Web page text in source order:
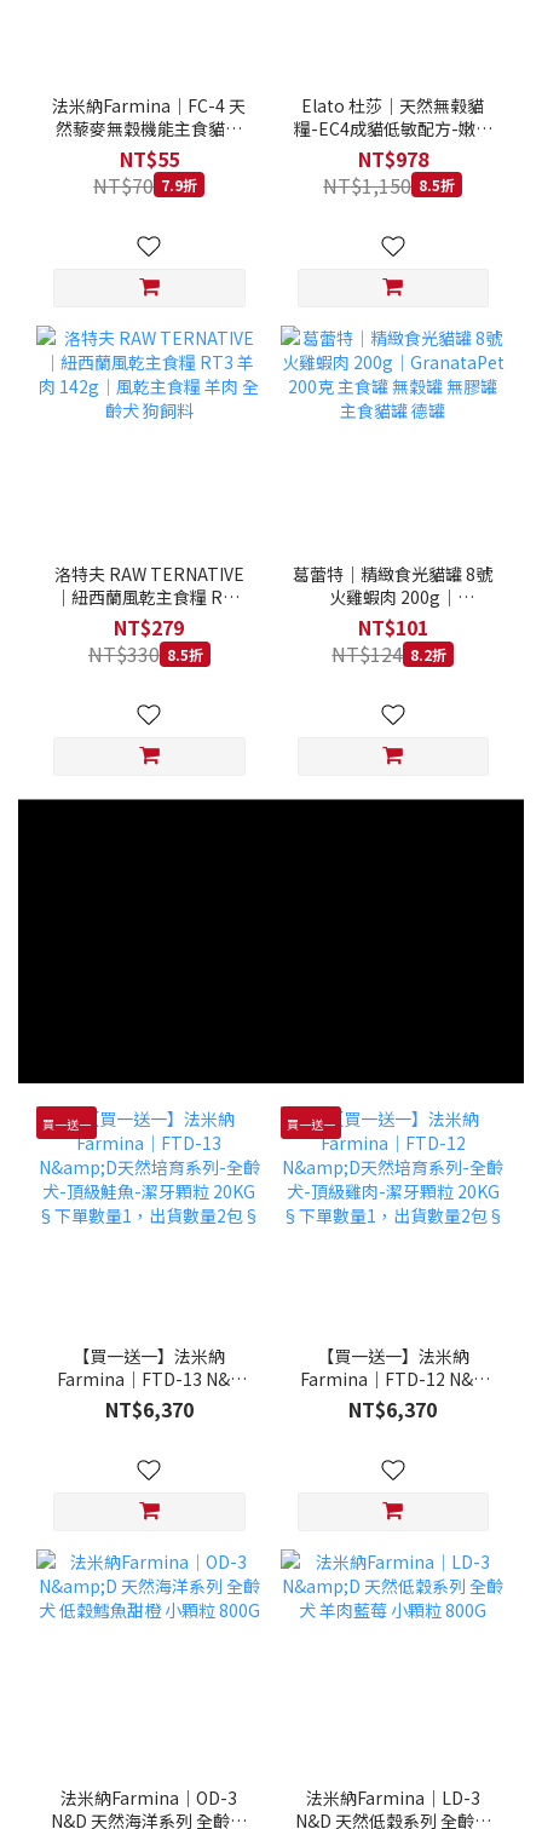
法米納Farmina｜FC-4 天
然藜麥無穀機能主食貓罐
FC-4061 體重管理 羊肉蘆
筍 80G
NT$55
NT$70 7.9折
Elato 杜莎｜天然無榖貓
糧-EC4成貓低敏配方-嫩羊
野鹿 1.5kg｜杜莎 天然無
榖貓糧系列 貓糧
NT$978
NT$1,150 8.5折
洛特夫 RAW TERNATIVE
｜紐西蘭風乾主食糧 RT3
羊肉 142g｜風乾主食糧 羊
肉 全齡犬 狗飼料
NT$279
NT$330 8.5折
葛蕾特｜精緻食光貓罐 8號
火雞蝦肉 200g｜
GranataPet 200克 主食罐
無穀罐 無膠罐 主食貓罐 德
罐
NT$101
NT$124 8.2折
買一送一
【買一送一】法米納
Farmina｜FTD-13 N&D
天然培育系列-全齡犬-頂級
鮭魚-潔牙顆粒 20KG §下
NT$6,370
買一送一
【買一送一】法米納
Farmina｜FTD-12 N&D
天然培育系列-全齡犬-頂級
雞肉-潔牙顆粒 20KG §下
NT$6,370
法米納Farmina｜OD-3
N&D 天然海洋系列 全齡犬
法米納Farmina｜LD-3
N&D 天然低穀系列 全齡犬